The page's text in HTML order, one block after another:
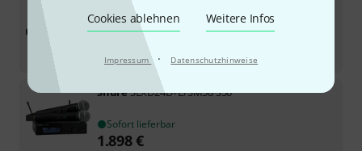
Cookies ablehnen Weitere Infos
Impressum · Datenschutzhinweise
SLXD24+E/SM58 G65
2
Sofort lieferbar
889€
ShureSLXD24D+E/SM58 S50
Sofort lieferbar
1.898€